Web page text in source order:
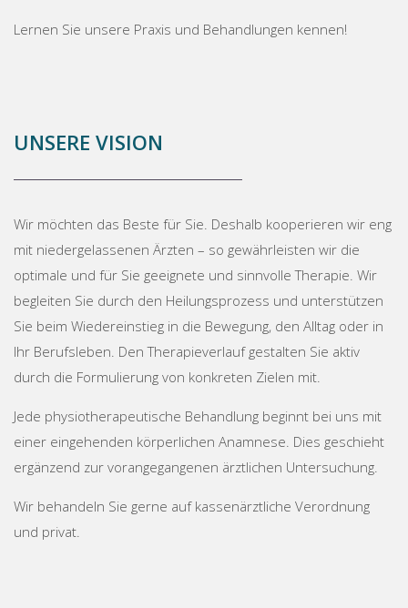
Lernen Sie unsere Praxis und Behandlungen kennen!
UNSERE VISION
Wir möchten das Beste für Sie. Deshalb kooperieren wir eng
mit niedergelassenen Ärzten – so gewährleisten wir die
optimale und für Sie geeignete und sinnvolle Therapie. Wir
begleiten Sie durch den Heilungsprozess und unterstützen
Sie beim Wiedereinstieg in die Bewegung, den Alltag oder in
Ihr Berufsleben. Den Therapieverlauf gestalten Sie aktiv
durch die Formulierung von konkreten Zielen mit.
Jede physiotherapeutische Behandlung beginnt bei uns mit
einer eingehenden körperlichen Anamnese. Dies geschieht
ergänzend zur vorangegangenen ärztlichen Untersuchung.
Wir behandeln Sie gerne auf kassenärztliche Verordnung
und privat.